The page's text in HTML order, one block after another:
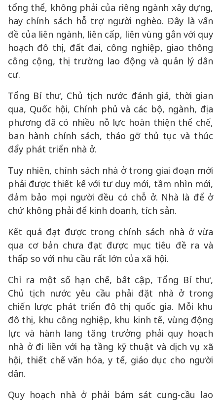
tổng thể, không phải của riêng ngành xây dựng,
hay chính sách hỗ trợ người nghèo. Đây là vấn
đề của liên ngành, liên cấp, liên vùng gắn với quy
hoạch đô thị, đất đai, công nghiệp, giao thông
công cộng, thị trường lao động và quản lý dân
cư.
Tổng Bí thư, Chủ tịch nước đánh giá, thời gian
qua, Quốc hội, Chính phủ và các bộ, ngành, địa
phương đã có nhiều nỗ lực hoàn thiện thể chế,
ban hành chính sách, tháo gỡ thủ tục và thúc
đẩy phát triển nhà ở.
Tuy nhiên, chính sách nhà ở trong giai đoạn mới
phải được thiết kế với tư duy mới, tầm nhìn mới,
đảm bảo mọi người đều có chỗ ở. Nhà là để ở
chứ không phải để kinh doanh, tích sản.
Kết quả đạt được trong chính sách nhà ở vừa
qua cơ bản chưa đạt được mục tiêu đề ra và
thấp so với nhu cầu rất lớn của xã hội.
Chỉ ra một số hạn chế, bất cập, Tổng Bí thư,
Chủ tịch nước yêu cầu phải đặt nhà ở trong
chiến lược phát triển đô thị quốc gia. Mỗi khu
đô thị, khu công nghiệp, khu kinh tế, vùng động
lực và hành lang tăng trưởng phải quy hoạch
nhà ở đi liền với hạ tầng kỹ thuật và dịch vụ xã
hội, thiết chế văn hóa, y tế, giáo dục cho người
dân.
Quy hoạch nhà ở phải bám sát cung-cầu lao